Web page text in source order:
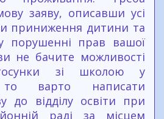
заяву, описавши усі
приниження дитини та
порушенні прав вашої
не бачите можливості
зі школою у
то варто написати
до відділу освіти при
раді за місцем